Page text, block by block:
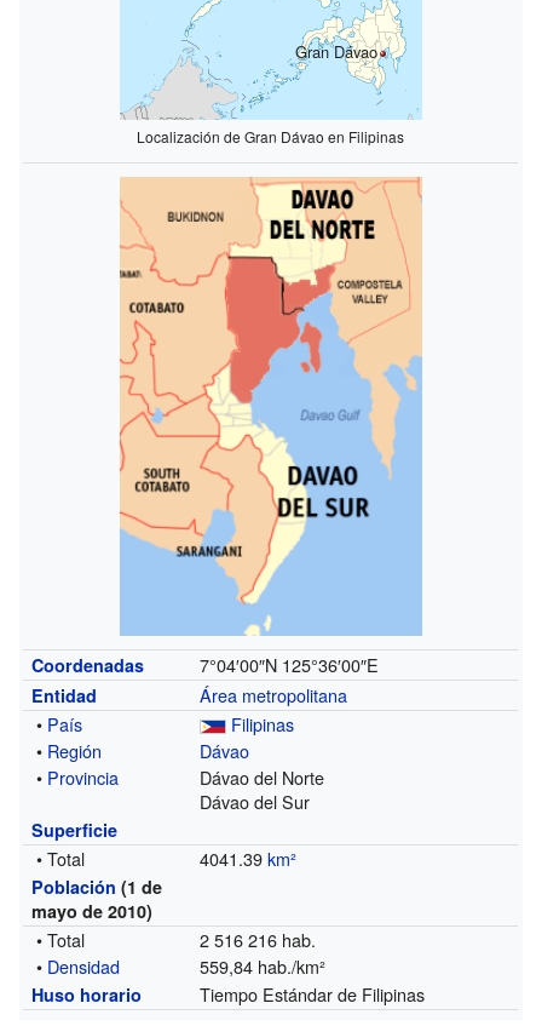
Gran Dávao
Localización de Gran Dávao en Filipinas
Coordenadas 7°04′00″N 125°36′00″E
Entidad
Área metropolitana
• País
Filipinas
• Región
Dávao
• Provincia
Dávao del Norte
Dávao del Sur
Superficie
• Total 4041.39km²
Población (1 de
mayo de 2010)
• Total
2 516 216 hab.
• Densidad 559,84 hab./km²
Huso horario Tiempo Estándar de Filipinas